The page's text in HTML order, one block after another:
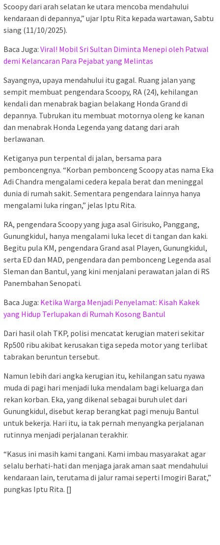
Scoopy dari arah selatan ke utara mencoba mendahului
kendaraan di depannya,” ujar Iptu Rita kepada wartawan, Sabtu
siang (11/10/2025).
Baca Juga: Viral! Mobil Sri Sultan Diminta Menepi oleh Patwal
demi Kelancaran Para Pejabat yang Melintas
Sayangnya, upaya mendahului itu gagal. Ruang jalan yang
sempit membuat pengendara Scoopy, RA (24), kehilangan
kendali dan menabrak bagian belakang Honda Grand di
depannya. Tubrukan itu membuat motornya oleng ke kanan
dan menabrak Honda Legenda yang datang dari arah
berlawanan.
Ketiganya pun terpental di jalan, bersama para
pemboncengnya. “Korban pembonceng Scoopy atas nama Eka
Adi Chandra mengalami cedera kepala berat dan meninggal
dunia di rumah sakit. Sementara pengendara lainnya hanya
mengalami luka ringan,” jelas Iptu Rita.
RA, pengendara Scoopy yang juga asal Girisuko, Panggang,
Gunungkidul, hanya mengalami luka lecet di tangan dan kaki.
Begitu pula KM, pengendara Grand asal Playen, Gunungkidul,
serta ED dan MAD, pengendara dan pembonceng Legenda asal
Sleman dan Bantul, yang kini menjalani perawatan jalan di RS
Panembahan Senopati.
Baca Juga: Ketika Warga Menjadi Penyelamat: Kisah Kakek
yang Hidup Terlupakan di Rumah Kosong Bantul
Dari hasil olah TKP, polisi mencatat kerugian materi sekitar
Rp500 ribu akibat kerusakan tiga sepeda motor yang terlibat
tabrakan beruntun tersebut.
Namun lebih dari angka kerugian itu, kehilangan satu nyawa
muda di pagi hari menjadi luka mendalam bagi keluarga dan
rekan korban. Eka, yang dikenal sebagai buruh ulet dari
Gunungkidul, disebut kerap berangkat pagi menuju Bantul
untuk bekerja. Hari itu, ia tak pernah menyangka perjalanan
rutinnya menjadi perjalanan terakhir.
“Kasus ini masih kami tangani. Kami imbau masyarakat agar
selalu berhati-hati dan menjaga jarak aman saat mendahului
kendaraan lain, terutama di jalur ramai seperti Imogiri Barat,”
pungkas Iptu Rita. []